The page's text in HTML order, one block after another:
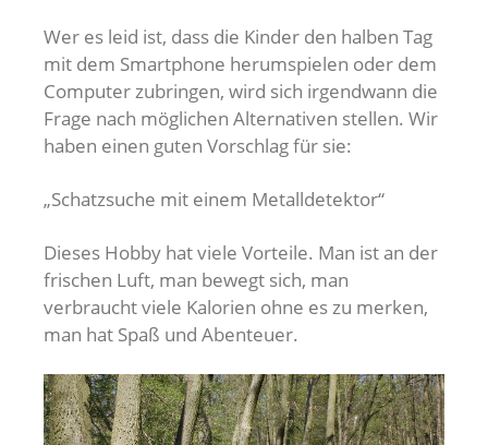
Wer es leid ist, dass die Kinder den halben Tag
mit dem Smartphone herumspielen oder dem
Computer zubringen, wird sich irgendwann die
Frage nach möglichen Alternativen stellen. Wir
haben einen guten Vorschlag für sie:
„Schatzsuche mit einem Metalldetektor“
Dieses Hobby hat viele Vorteile. Man ist an der
frischen Luft, man bewegt sich, man
verbraucht viele Kalorien ohne es zu merken,
man hat Spaß und Abenteuer.